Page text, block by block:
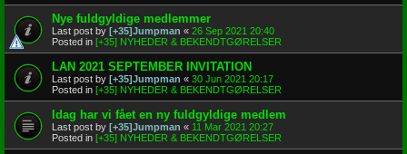
Nye fuldgyldige medlemmer
Last post by [+35]Jumpman « 26 Sep 2021 20:40
Posted in [+35] NYHEDER & BEKENDTGØRELSER
LAN 2021 SEPTEMBER INVITATION
Last post by [+35]Jumpman « 30 Jun 2021 20:17
Posted in [+35] NYHEDER & BEKENDTGØRELSER
Idag har vi fået en ny fuldgyldige medlem
Last post by [+35]Jumpman « 11 Mar 2021 20:27
Posted in [+35] NYHEDER & BEKENDTGØRELSER